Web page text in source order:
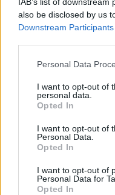
also be disclosed by us
Downstream Participants
Personal Data
I want to opt-out of
personal data.
Opted In
I want to opt-out of
Personal Data.
Opted In
I want to opt-out of
Personal Data for
Opted In
Πρόκειται για έναν
που σμιλεύει τους
που στέκει σαν βράχος.